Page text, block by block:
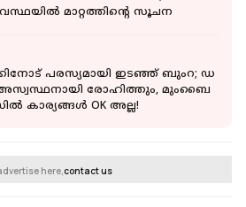
മാറ്റത്തിന്റെ സൂചന
പരസ്യമായി ഇടഞ്ഞ് ബുംറ; ഡ​
അസ്വസ്ഥനായി രോഹിത്തും, മുംബൈ
കാര്യങ്ങൾ OK അല്ല!
here,contact us